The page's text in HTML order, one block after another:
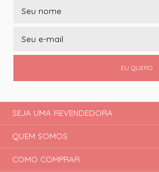
EU QUERO
SEJA UMA REVENDEDORA
QUEM SOMOS
COMO COMPRAR